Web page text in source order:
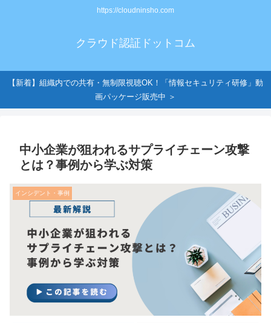
https://cloudninsho.com
クラウド認証ドットコム
【新着】組織内での共有・無制限視聴OK！「情報セキュリティ研修」動
画パッケージ販売中 ＞
中小企業が狙われるサプライチェーン攻撃
とは？事例から学ぶ対策
インシデント・事例